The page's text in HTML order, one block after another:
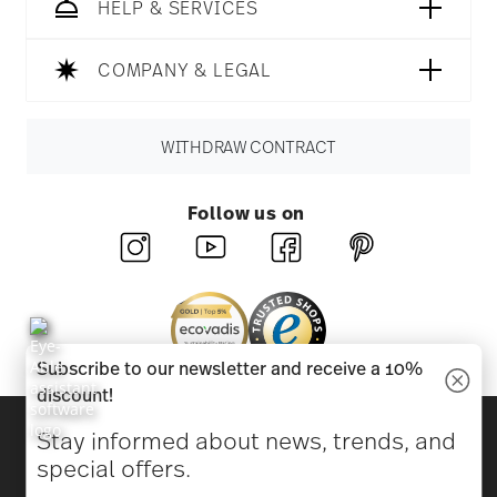
HELP & SERVICES
COMPANY & LEGAL
WITHDRAW CONTRACT
Follow us on
Beauty & functionality for your home
Subscribe to our newsletter and receive a 10%
discount!
Stay informed about news, trends, and
special offers.